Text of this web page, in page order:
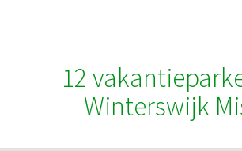
12
Winterswijk